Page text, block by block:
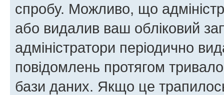
спробу. Можливо, що
або видалив ваш обліковий
адміністратори періодично
повідомлень протягом
бази даних. Якщо це